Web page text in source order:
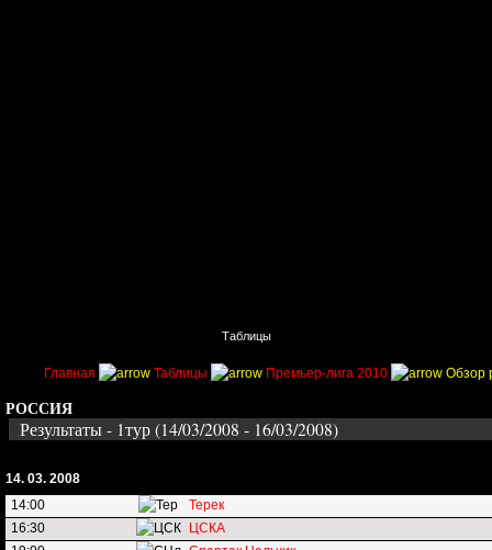
Таблицы
Главная Таблицы Премьер-лига 2010 Обзор
РОССИЯ
Результаты - 1тур (14/03/2008 - 16/03/2008)
14. 03. 2008
14:00
Терек
16:30
ЦСКА